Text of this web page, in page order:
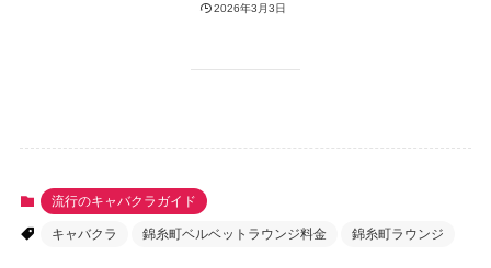
2026年3月3日
流行のキャバクラガイド
キャバクラ 錦糸町ベルベットラウンジ料金 錦糸町ラウンジ